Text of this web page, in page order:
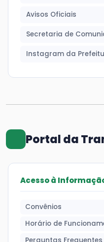
Avisos Oficiais
Secretaria de
Instagram da
Portal da
Acesso à
Convênios
Horário de